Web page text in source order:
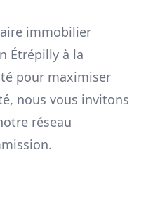
immobilier
Étrépilly à la
pour maximiser
nous vous invitons
réseau